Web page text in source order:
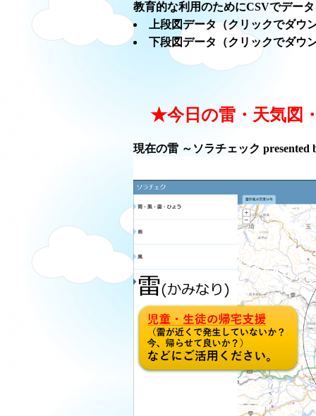
教育的な利用のためにCSVでデー
上段図データ（クリックでダウ
下段図データ（クリックでダウ
★今日の雷・天気図
現在の雷 ～ソラチェック presented